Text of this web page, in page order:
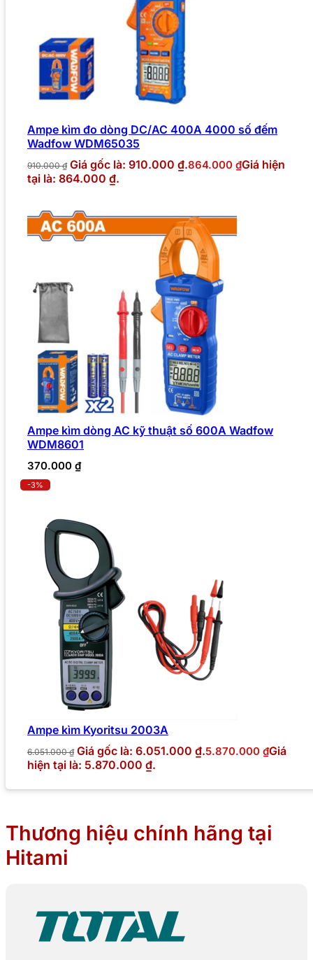
Ampe kìm đo dòng DC/AC 400A 4000 số đếm
Wadfow WDM65035
910.000₫ Giá gốc là: 910.000 ₫.864.000 ₫Giá hiện
tại là: 864.000 ₫.
Ampe kìm dòng AC kỹ thuật số 600A Wadfow
WDM8601
370.000 ₫
-3%
Ampe kìm Kyoritsu 2003A
6.051.000₫ Giá gốc là: 6.051.000 ₫.5.870.000 ₫Giá
hiện tại là: 5.870.000 ₫.
Thương hiệu chính hãng tại
Hitami